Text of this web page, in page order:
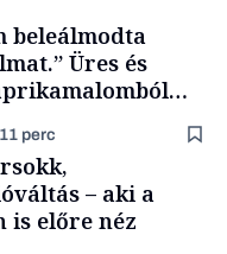
beleálmodta
Üres és
családi
11 perc
– aki a
is előre néz